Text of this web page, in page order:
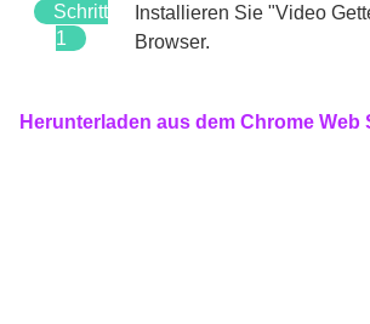
Schritt
1
Installieren Sie "Video
Browser.
Herunterladen aus dem Chrome Web